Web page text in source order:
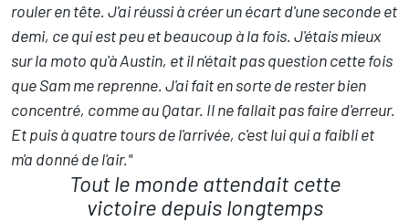
rouler en tête. J'ai réussi à créer un écart d'une seconde et
demi, ce qui est peu et beaucoup à la fois. J'étais mieux
sur la moto qu'à Austin, et il n'était pas question cette fois
que Sam me reprenne. J'ai fait en sorte de rester bien
concentré, comme au Qatar. Il ne fallait pas faire d'erreur.
Et puis à quatre tours de l'arrivée, c'est lui qui a faibli et
m'a donné de l'air."
Tout le monde attendait cette
victoire depuis longtemps